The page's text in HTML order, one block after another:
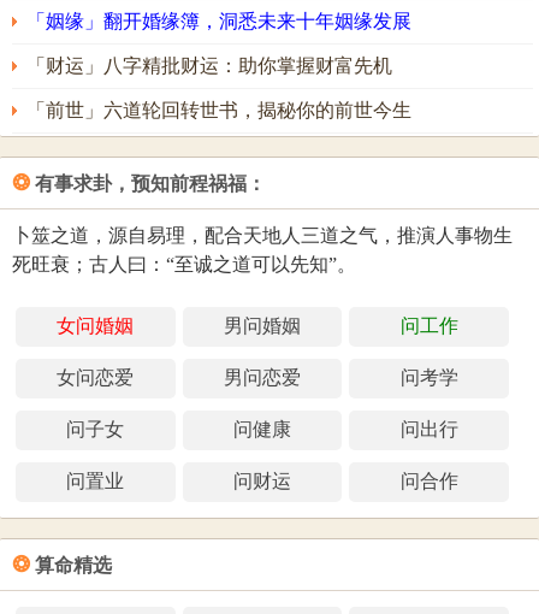
凤岐名字评分为：94
分（评分由卜易居根据姓名五格
「姻缘」翻开婚缘簿，洞悉未来十年姻缘发展
「财运」八字精批财运：助你掌握财富先机
「前世」六道轮回转世书，揭秘你的前世今生
❂ 有事求卦，预知前程祸福：
卜筮之道，源自易理，配合天地人三道之气，推演人事物生
死旺衰；古人曰：“至诚之道可以先知”。
女问婚姻 男问婚姻 问工作
女问恋爱 男问恋爱 问考学
问子女 问健康 问出行
问置业 问财运 问合作
❂ 算命精选